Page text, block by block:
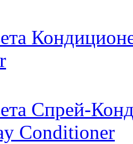
Спрей-
Conditioner